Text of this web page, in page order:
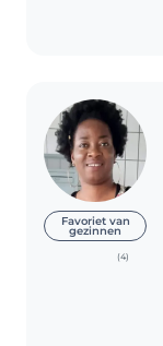
Favoriet van
gezinnen
(4)